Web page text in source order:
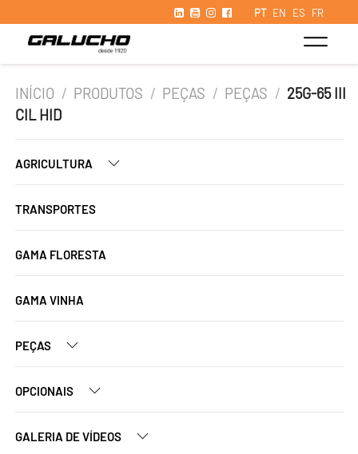
PT EN ES FR
INÍCIO / PRODUTOS / PEÇAS / PEÇAS / 25G-65 III
CIL HID
AGRICULTURA
TRANSPORTES
GAMA FLORESTA
GAMA VINHA
PEÇAS
OPCIONAIS
GALERIA DE VÍDEOS